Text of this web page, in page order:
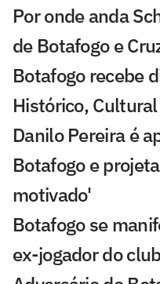
Por onde anda
de Botafogo e
Botafogo recebe
Histórico,
Danilo Pereira é
Botafogo e
motivado'
Botafogo se
ex-jogador do